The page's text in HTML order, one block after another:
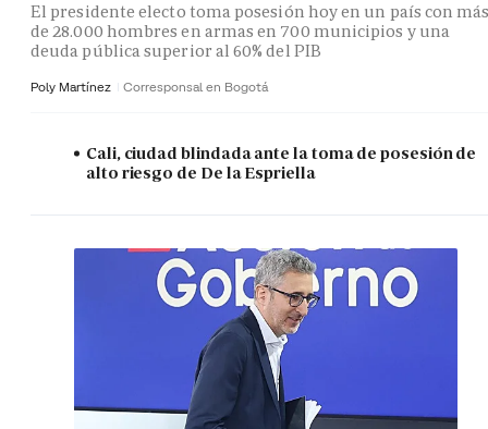
El presidente electo toma posesión hoy en un país con
de 28.000 hombres en armas en 700 municipios y una
deuda pública superior al 60% del PIB
Poly Martínez Corresponsal en Bogotá
Cali, ciudad blindada ante la toma de posesión de
alto riesgo de De la Espriella